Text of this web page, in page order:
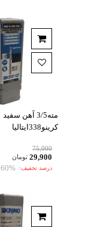
مته3/5 آهن سفید
کرینو338ایتالیا
75,000
29,900 تومان
درصد تخفیف: 60%